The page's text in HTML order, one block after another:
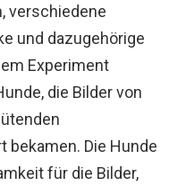
verschiedene
und dazugehörige
Experiment
die Bilder von
bekamen. Die Hunde
für die Bilder,